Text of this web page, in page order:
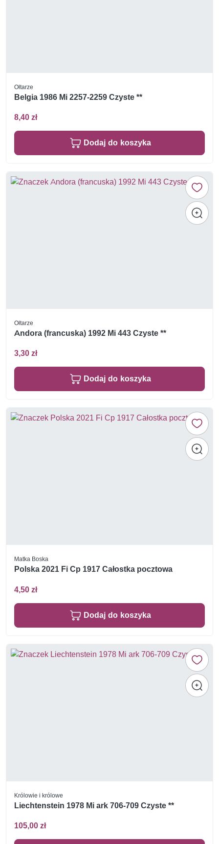
Ołtarze
Belgia 1986 Mi 2257-2259 Czyste **
8,40 zł
Dodaj do koszyka
Ołtarze
Andora (francuska) 1992 Mi 443 Czyste **
3,30 zł
Dodaj do koszyka
Matka Boska
Polska 2021 Fi Cp 1917 Całostka pocztowa
4,50 zł
Dodaj do koszyka
Królowie i królowe
Liechtenstein 1978 Mi ark 706-709 Czyste **
105,00 zł